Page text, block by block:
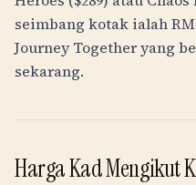
seimbang kotak ialahRM
Journey Together yang
sekarang.
Harga Kad Mengikut